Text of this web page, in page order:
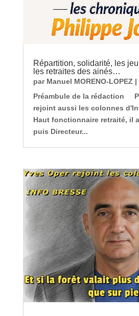
Répartition, solidarité, les
les retraites des ainés…
par Manuel MORENO-LOPEZ|
Préambule de la rédaction
rejoint aussi les colonnes
Haut fonctionnaire retraité, il
puis Directeur...